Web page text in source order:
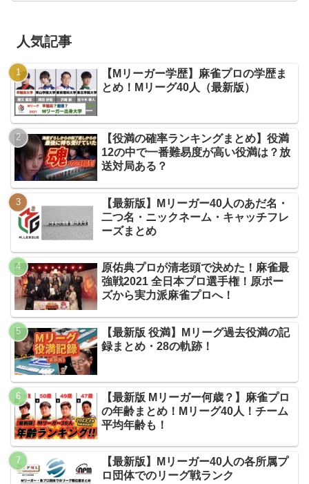
人気記事
【Mリーガー学歴】麻雀プロの学歴ま
とめ！Mリーグ40人（最新版）
【役満の確率ランキングまとめ】役満
12の中で一番難易度が高い役満は？放
送対局ある？
【最新版】Mリーガー40人のあだ名・
二つ名・ニックネーム・キャッチフレ
ーズまとめ
原佑典プロが清老頭で決めた！麻雀最
強戦2021 全日本プロ選手権！原ポー
ズから実力派麻雀プロへ！
【最新版 役満】Mリーグ過去役満の記
録まとめ・28の軌跡！
【最新版 Mリーガー何歳？】麻雀プロ
の年齢まとめ！Mリーグ40人！チーム
平均年齢も！
【最新版】Mリーガー40人の各所属プ
ロ団体でのリーグ戦ランク